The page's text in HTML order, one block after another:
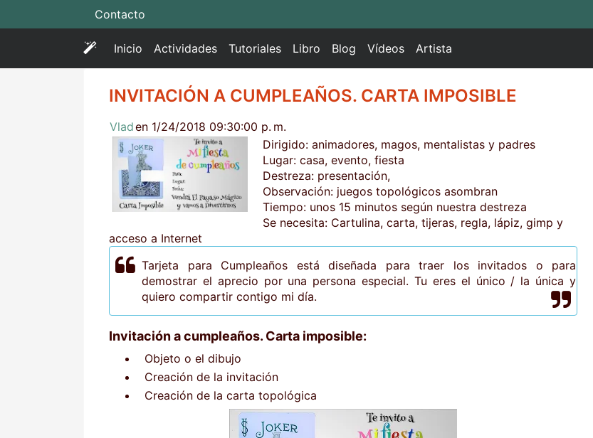
Contacto
Inicio Actividades(
c
r
e
n
t
Tutoriales Libro Blog Vídeos Artista
INVITACIÓN A CUMPLEAÑOS. CARTA IMPOSIBLE
Vladen 1/24/2018 09:30:00 p. m.
Dirigido: animadores, magos, mentalistas y padres
Lugar: casa, evento, fiesta
Destreza: presentación,
Observación: juegos topológicos asombran
Tiempo: unos 15 minutos según nuestra destreza
Se necesita: Cartulina, carta, tijeras, regla, lápiz, gimp y
acceso a Internet
Tarjeta para Cumpleaños está diseñada para traer los invitados o para
demostrar el aprecio por una persona especial. Tu eres el único / la única y
quiero compartir contigo mi día.
Invitación a cumpleaños. Carta imposible:
Objeto o el dibujo
Creación de la invitación
Creación de la carta topológica